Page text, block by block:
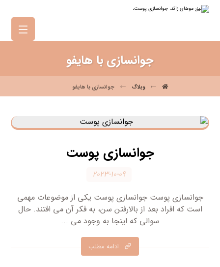
جوانسازی با هایفو
وبلاگ جوانسازی با هایفو
جوانسازی پوست
۲۰۲۳-۱۰-۰۹
جوانسازی پوست جوانسازی پوست یکی از موضوعات مهمی
است که افراد بعد از بالارفتن سن، به فکر آن می افتند. حال
سوالی که اینجا به وجود می ...
ادامه مطلب